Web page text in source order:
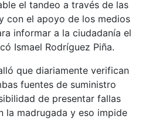
el tandeo a través de las
con el apoyo de los medios
informar a la ciudadanía el
Ismael Rodríguez Piña.
que diariamente verifican
fuentes de suministro
de presentar fallas
la madrugada y eso impide